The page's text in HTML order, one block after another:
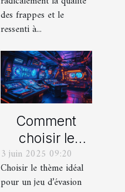
des frappes et le
ressenti à...
Comment
choisir le
thème parfait
pour votre
3 juin 2025 09:20
Choisir le thème idéal
pour un jeu d’évasion